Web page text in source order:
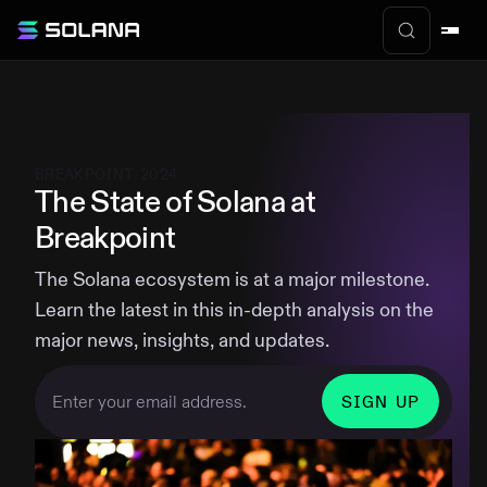
The State of Solana at
Breakpoint
The Solana ecosystem is at a major milestone.
Learn the latest in this in-depth analysis on the
major news, insights, and updates.
SIGN UP